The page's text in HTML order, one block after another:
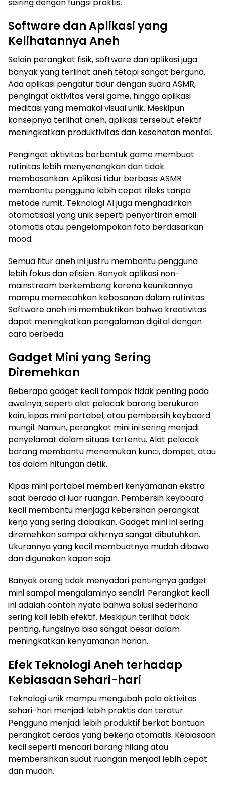
seiring dengan fungsi praktis.
Software dan Aplikasi yang
Kelihatannya Aneh
Selain perangkat fisik, software dan aplikasi juga
banyak yang terlihat aneh tetapi sangat berguna.
Ada aplikasi pengatur tidur dengan suara ASMR,
pengingat aktivitas versi game, hingga aplikasi
meditasi yang memakai visual unik. Meskipun
konsepnya terlihat aneh, aplikasi tersebut efektif
meningkatkan produktivitas dan kesehatan mental.
Pengingat aktivitas berbentuk game membuat
rutinitas lebih menyenangkan dan tidak
membosankan. Aplikasi tidur berbasis ASMR
membantu pengguna lebih cepat rileks tanpa
metode rumit. Teknologi AI juga menghadirkan
otomatisasi yang unik seperti penyortiran email
otomatis atau pengelompokan foto berdasarkan
mood.
Semua fitur aneh ini justru membantu pengguna
lebih fokus dan efisien. Banyak aplikasi non-
mainstream berkembang karena keunikannya
mampu memecahkan kebosanan dalam rutinitas.
Software aneh ini membuktikan bahwa kreativitas
dapat meningkatkan pengalaman digital dengan
cara berbeda.
Gadget Mini yang Sering
Diremehkan
Beberapa gadget kecil tampak tidak penting pada
awalnya, seperti alat pelacak barang berukuran
koin, kipas mini portabel, atau pembersih keyboard
mungil. Namun, perangkat mini ini sering menjadi
penyelamat dalam situasi tertentu. Alat pelacak
barang membantu menemukan kunci, dompet, atau
tas dalam hitungan detik.
Kipas mini portabel memberi kenyamanan ekstra
saat berada di luar ruangan. Pembersih keyboard
kecil membantu menjaga kebersihan perangkat
kerja yang sering diabaikan. Gadget mini ini sering
diremehkan sampai akhirnya sangat dibutuhkan.
Ukurannya yang kecil membuatnya mudah dibawa
dan digunakan kapan saja.
Banyak orang tidak menyadari pentingnya gadget
mini sampai mengalaminya sendiri. Perangkat kecil
ini adalah contoh nyata bahwa solusi sederhana
sering kali lebih efektif. Meskipun terlihat tidak
penting, fungsinya bisa sangat besar dalam
meningkatkan kenyamanan harian.
Efek Teknologi Aneh terhadap
Kebiasaan Sehari-hari
Teknologi unik mampu mengubah pola aktivitas
sehari-hari menjadi lebih praktis dan teratur.
Pengguna menjadi lebih produktif berkat bantuan
perangkat cerdas yang bekerja otomatis. Kebiasaan
kecil seperti mencari barang hilang atau
membersihkan sudut ruangan menjadi lebih cepat
dan mudah.